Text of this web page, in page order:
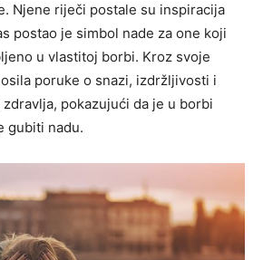
Njene riječi postale su inspiracija
postao je simbol nade za one koji
u vlastitoj borbi. Kroz svoje
poruke o snazi, izdržljivosti i
pokazujući da je u borbi
gubiti nadu.